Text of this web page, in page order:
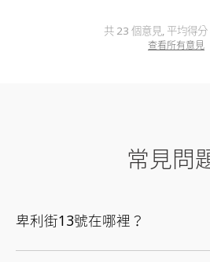
共 23 個意見, 平均得
查看所有意見
常見問
卑利街13號在哪裡？